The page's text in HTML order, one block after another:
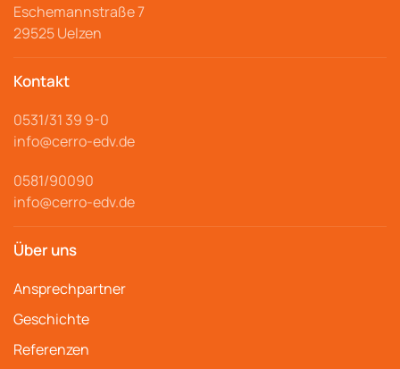
Eschemannstraße 7
29525 Uelzen
Kontakt
0531/31 39 9-0
info@cerro-edv.de
0581/90090
info@cerro-edv.de
Über uns
Ansprechpartner
Geschichte
Referenzen